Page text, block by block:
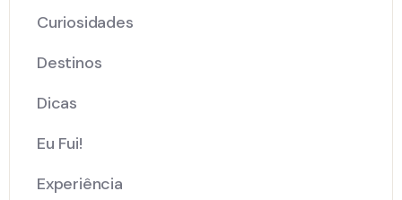
Curiosidades
Destinos
Dicas
Eu Fui!
Experiência